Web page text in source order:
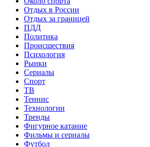
Отдых в России
Отдых за границей
ПДД
Политика
Происшествия
Психология
Рынки
Сериалы
Спорт
ТВ
Теннис
Технологии
Тренды
Фигурное катание
Фильмы и сериалы
Футбол